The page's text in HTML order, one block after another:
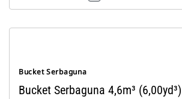
Bucket Serbaguna
Bucket Serbaguna 4,6m³